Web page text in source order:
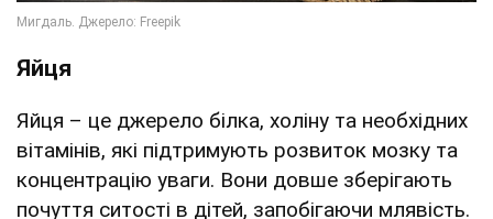
Яйця
Яйця – це джерело білка, холіну та необхідних
вітамінів, які підтримують розвиток мозку та
концентрацію уваги. Вони довше зберігають
почуття ситості в дітей, запобігаючи млявість.